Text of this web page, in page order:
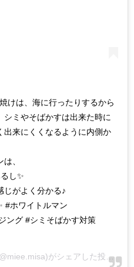
けは、海に行ったりするから
シミやそばかすは出来た時に
出来にくくなるように内側か
、
し✨
じがよく分かる♪
#ホワイトルマン
ング #シミそばかす対策
がシェアした投稿 -